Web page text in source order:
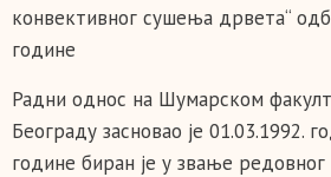
конвективног сушења дрвета“
године
Радни однос на Шумарском
Београду засновао је 01.03.1992.
године биран је у звање